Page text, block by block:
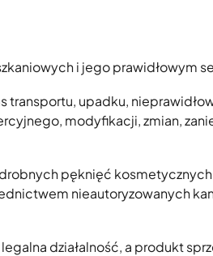
i jego prawidłowym
upadku,
modyfikacji, zmian,
pęknięć
nieautoryzowanych
działalność, a produkt